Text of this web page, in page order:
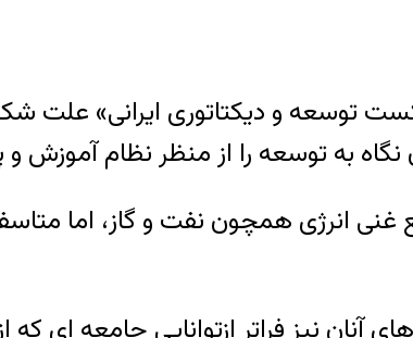
توسعه و دیکتاتوری ایرانی» علت
به توسعه را از منظر نظام آموزش
انرژی همچون نفت و گاز، اما